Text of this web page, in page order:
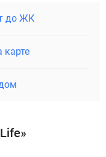
до ЖК
карте